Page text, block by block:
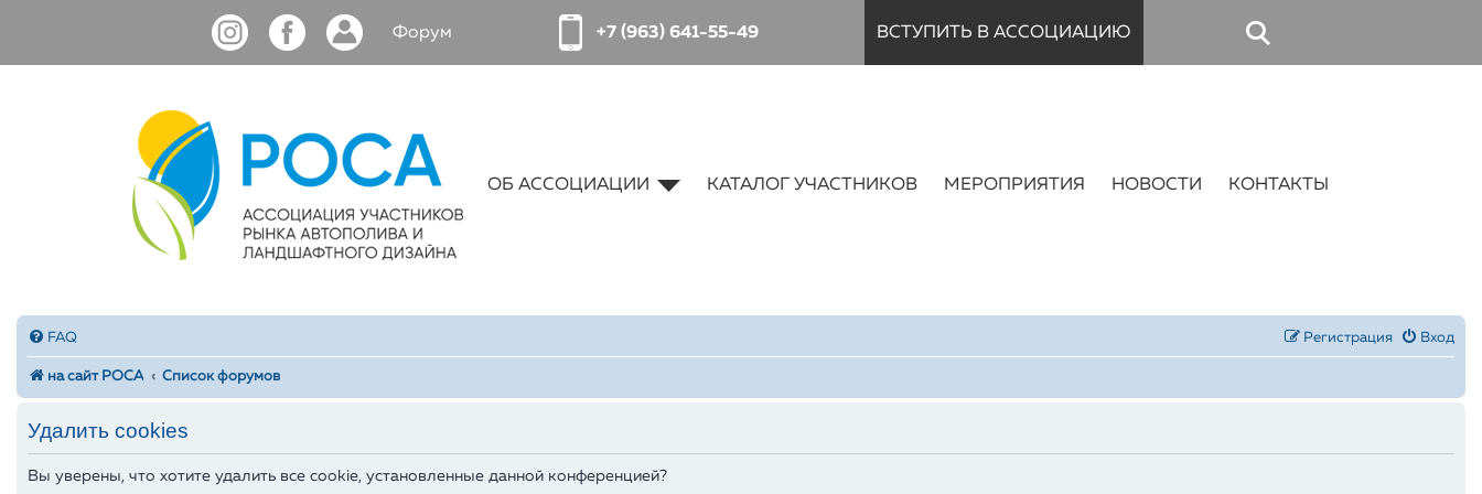
Форум +7 (963) 641-55-49 ВСТУПИТЬ В АССОЦИАЦИЮ
ОБ АССОЦИАЦИИ КАТАЛОГ УЧАСТНИКОВ МЕРОПРИЯТИЯ НОВОСТИ КОНТАКТЫ
FAQ Вход
Регистрация
на сайт РОСА Список форумов
Удалить cookies
Вы уверены, что хотите удалить все cookie, установленные данной конференцией?